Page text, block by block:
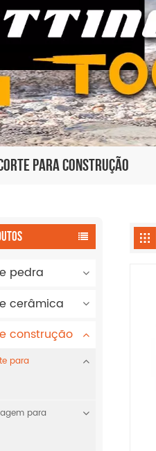
Para Construção
pedra
cerâmica
construção
para
para